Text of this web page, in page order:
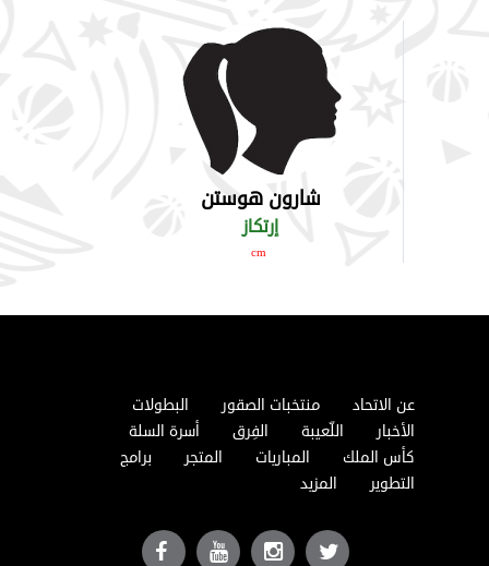
شارون هوستن
إرتكاز
cm
عن الاتحاد منتخبات الصقور
البطولات
الأخبار
اللّعيبة الفِرق
أسرة السلة
كأس الملك
المباريات المتجر
برامج
التطوير
المزيد